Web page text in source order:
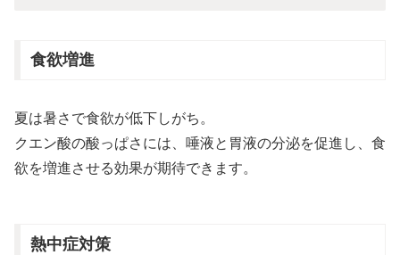
食欲増進
夏は暑さで食欲が低下しがち。
クエン酸の酸っぱさには、唾液と胃液の分泌を促進し、食
欲を増進させる効果が期待できます。
熱中症対策